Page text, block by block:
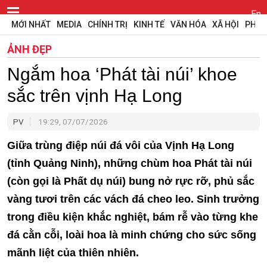
En
MỚI NHẤT MEDIA CHÍNH TRỊ KINH TẾ VĂN HÓA XÃ HỘI
ẢNH ĐẸP
Ngắm hoa ‘Phát tài núi’ khoe
sắc trên vịnh Hạ Long
PV 19:29, 07/07/2026
Giữa trùng điệp núi đá vôi của Vịnh Hạ Long
(tỉnh Quảng Ninh), những chùm hoa Phát tài núi
(còn gọi là Phất dụ núi) bung nở rực rỡ, phủ sắc
vàng tươi trên các vách đá cheo leo. Sinh trưởng
trong điều kiện khắc nghiệt, bám rễ vào từng khe
đá cằn cỗi, loài hoa là minh chứng cho sức sống
mãnh liệt của thiên nhiên.